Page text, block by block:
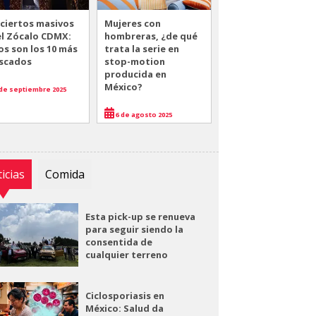
masivos
Zócalo CDMX:
son los 10 más
septiembre 2025
Mujeres con
hombreras, ¿de qué
trata la serie en
stop-motion
producida en
México?
6 de agosto 2025
Comida
Esta pick-up se renueva
para seguir siendo la
consentida de
cualquier terreno
Ciclosporiasis en
México: Salud da